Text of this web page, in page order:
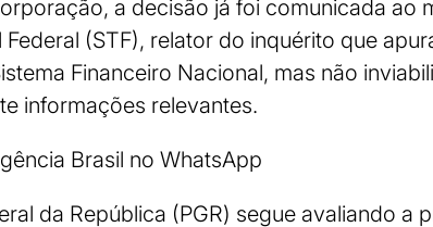
a decisão já foi comunicada ao
(STF), relator do inquérito que
Financeiro Nacional, mas não
informações relevantes.
Brasil no WhatsApp
da República (PGR) segue avaliando a